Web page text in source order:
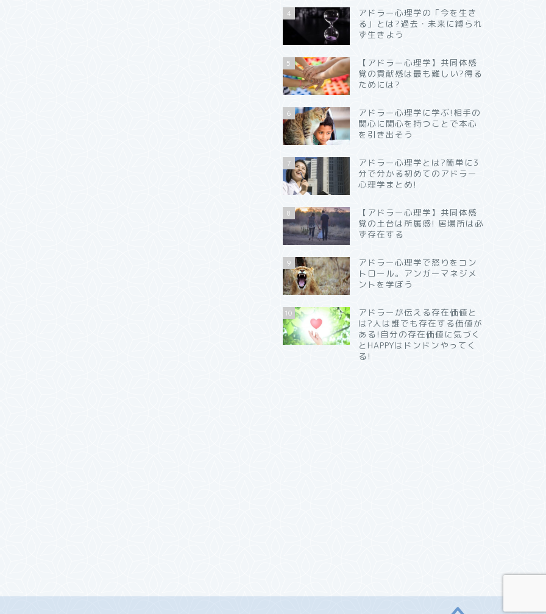
4
アドラー心理学の「今を生き
る」とは?過去・未来に縛られ
ず生きよう
5
【アドラー心理学】共同体感
覚の貢献感は最も難しい?得る
ためには?
6
アドラー心理学に学ぶ!相手の
関心に関心を持つことで本心
を引き出そう
7
アドラー心理学とは?簡単に3
分で分かる初めてのアドラー
心理学まとめ!
8
【アドラー心理学】共同体感
覚の土台は所属感! 居場所は必
ず存在する
9
アドラー心理学で怒りをコン
トロール。アンガーマネジメ
ントを学ぼう
10
アドラーが伝える存在価値と
は?人は誰でも存在する価値が
ある!自分の存在価値に気づく
とHAPPYはドンドンやってく
る!